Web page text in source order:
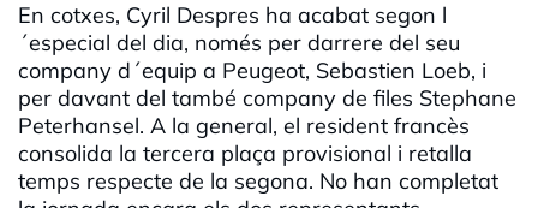
En cotxes, Cyril Despres ha acabat segon l
´especial del dia, només per darrere del seu
company d´equip a Peugeot, Sebastien Loeb, i
per davant del també company de files Stephane
Peterhansel. A la general, el resident francès
consolida la tercera plaça provisional i retalla
temps respecte de la segona. No han completat